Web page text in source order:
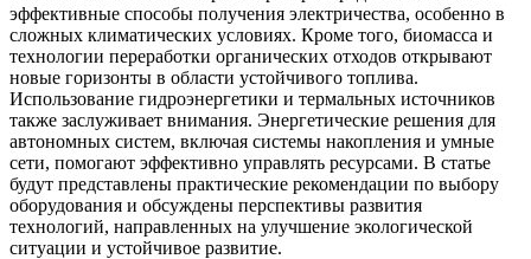
эффективные способы получения электричества, особенно в
сложных климатических условиях. Кроме того, биомасса и
технологии переработки органических отходов открывают
новые горизонты в области устойчивого топлива.
Использование гидроэнергетики и термальных источников
также заслуживает внимания. Энергетические решения для
автономных систем, включая системы накопления и умные
сети, помогают эффективно управлять ресурсами. В статье
будут представлены практические рекомендации по выбору
оборудования и обсуждены перспективы развития
технологий, направленных на улучшение экологической
ситуации и устойчивое развитие.